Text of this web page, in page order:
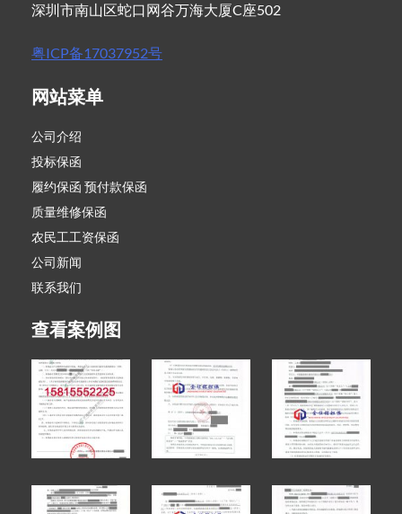
深圳市南山区蛇口网谷万海大厦C座502
粤ICP备17037952号
网站菜单
公司介绍
投标保函
履约保函 预付款保函
质量维修保函
农民工工资保函
公司新闻
联系我们
查看案例图